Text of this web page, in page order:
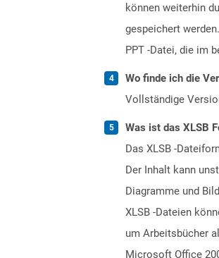
können weiterhin
gespeichert
PPT -Datei, die im
Wo finde ich die
Vollständige
Was ist das XLSB
Das XLSB -
Der Inhalt kann
Diagramme und
XLSB -Dateien
um Arbeitsbücher
Microsoft Office